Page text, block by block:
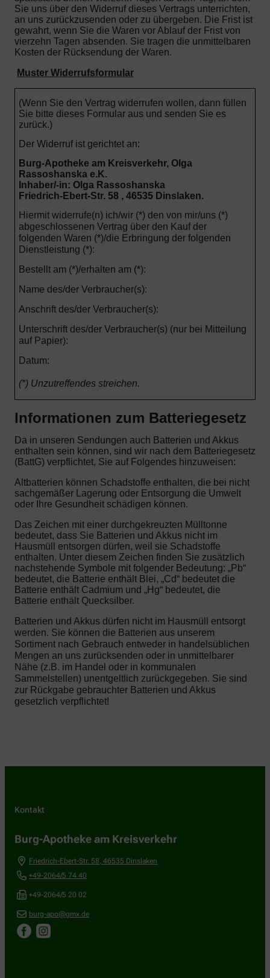
Sie uns über den Widerruf dieses Vertrags unterrichten,
an uns zurückzusenden oder zu übergeben. Die Frist ist
gewahrt, wenn Sie die Waren vor Ablauf der Frist von
vierzehn Tagen absenden. Sie tragen die unmittelbaren
Kosten der Rücksendung der Waren.
Muster Widerrufsformular
(Wenn Sie den Vertrag widerrufen wollen, dann füllen
Sie bitte dieses Formular aus und senden Sie es
zurück.)
Der Widerruf ist gerichtet an:
Burg-Apotheke am Kreisverkehr, Olga
Rassoshanska e.K.
Inhaber/-in: Olga Rassoshanska
Friedrich-Ebert-Str. 58 , 46535 Dinslaken.
Hiermit widerrufe(n) ich/wir (*) den von mir/uns (*)
abgeschlossenen Vertrag über den Kauf der
folgenden Waren (*)/die Erbringung der folgenden
Dienstleistung (*):
Bestellt am (*)/erhalten am (*):
Name des/der Verbraucher(s):
Anschrift des/der Verbraucher(s):
Unterschrift des/der Verbraucher(s) (nur bei Mitteilung
auf Papier):
Datum:
(*) Unzutreffendes streichen.
Informationen zum Batteriegesetz
Da in unseren Sendungen auch Batterien und Akkus
enthalten sein können, sind wir nach dem Batteriegesetz
(BattG) verpflichtet, Sie auf Folgendes hinzuweisen:
Altbatterien können Schadstoffe enthalten, die bei nicht
sachgemäßer Lagerung oder Entsorgung die Umwelt
oder Ihre Gesundheit schädigen können.
Das Zeichen mit einer durchgekreuzten Mülltonne
bedeutet, dass Sie Batterien und Akkus nicht im
Hausmüll entsorgen dürfen, weil sie Schadstoffe
enthalten. Unter diesem Zeichen finden Sie zusätzlich
nachstehende Symbole mit folgender Bedeutung: „Pb“
bedeutet, die Batterie enthält Blei, „Cd“ bedeutet die
Batterie enthält Cadmium und „Hg“ bedeutet, die
Batterie enthält Quecksilber.
Batterien und Akkus dürfen nicht im Hausmüll entsorgt
werden. Sie können die Batterien aus unserem
Sortiment nach Gebrauch entweder in handelsüblichen
Mengen an uns zurücksenden oder in unmittelbarer
Nähe (z.B. im Handel oder in kommunalen
Sammelstellen) unentgeltlich zurückgegeben. Sie sind
zur Rückgabe gebrauchter Batterien und Akkus
gesetzlich verpflichtet!
Kontakt
Burg-Apotheke am Kreisverkehr
Friedrich-Ebert-Str. 58, 46535 Dinslaken
+49-2064/5 74 40
+49-2064/5 20 02
burg-apo@gmx.de